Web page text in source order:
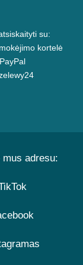
su:
kortelė
PayPal
mus adresu: